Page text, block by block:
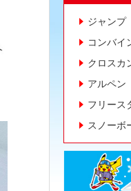
ジャンプ
コンバイ
クロスカ
アルペン
フリース
スノーボ